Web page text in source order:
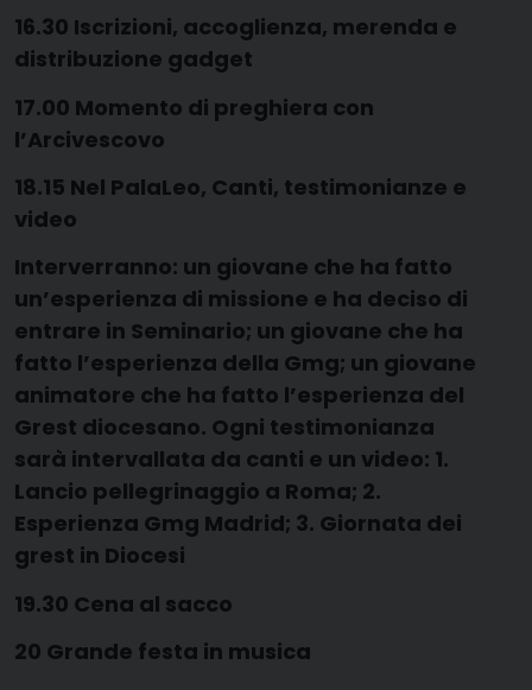
16.30 Iscrizioni, accoglienza, merenda e
distribuzione gadget
17.00 Momento di preghiera con
l’Arcivescovo
18.15 Nel PalaLeo, Canti, testimonianze e
video
Interverranno: un giovane che ha fatto
un’esperienza di missione e ha deciso di
entrare in Seminario; un giovane che ha
fatto l’esperienza della Gmg; un giovane
animatore che ha fatto l’esperienza del
Grest diocesano. Ogni testimonianza
sarà intervallata da canti e un video: 1.
Lancio pellegrinaggio a Roma; 2.
Esperienza Gmg Madrid; 3. Giornata dei
grest in Diocesi
19.30 Cena al sacco
20 Grande festa in musica